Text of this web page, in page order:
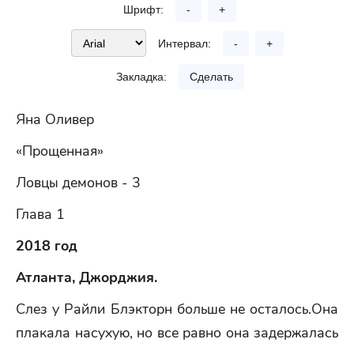
Шрифт: - +
Интервал: - +
Закладка: Сделать
Яна Оливер
«Прощенная»
Ловцы демонов - 3
Глава 1
2018 год
Атланта, Джорджия.
Слез у Райли Блэкторн больше не осталось.Она
плакала насухую, но все равно она задержалась